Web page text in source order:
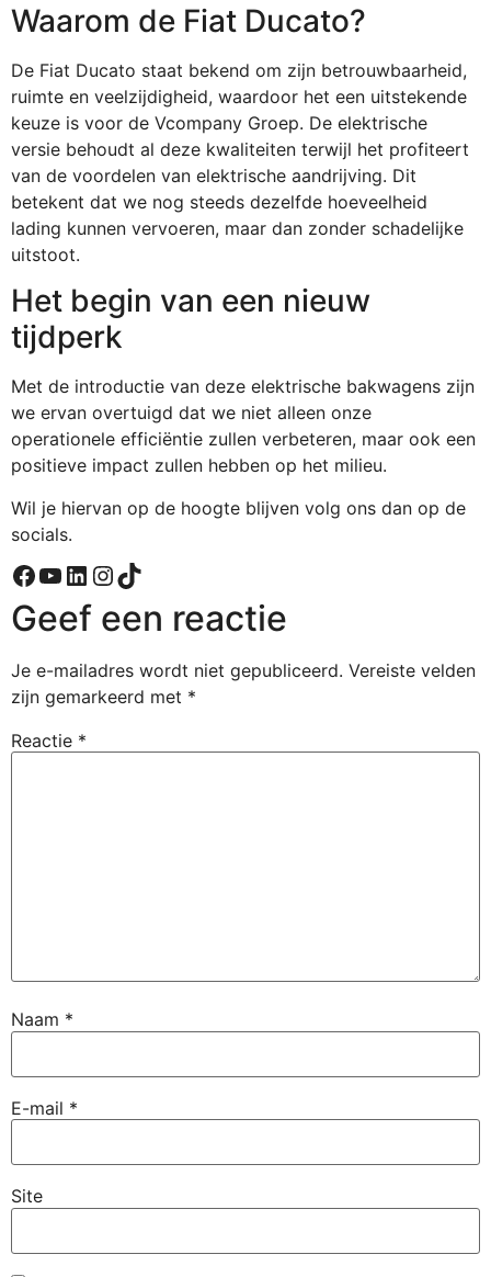
Waarom de Fiat Ducato?
De Fiat Ducato staat bekend om zijn betrouwbaarheid,
ruimte en veelzijdigheid, waardoor het een uitstekende
keuze is voor de Vcompany Groep. De elektrische
versie behoudt al deze kwaliteiten terwijl het profiteert
van de voordelen van elektrische aandrijving. Dit
betekent dat we nog steeds dezelfde hoeveelheid
lading kunnen vervoeren, maar dan zonder schadelijke
uitstoot.
Het begin van een nieuw
tijdperk
Met de introductie van deze elektrische bakwagens zijn
we ervan overtuigd dat we niet alleen onze
operationele efficiëntie zullen verbeteren, maar ook een
positieve impact zullen hebben op het milieu.
Wil je hiervan op de hoogte blijven volg ons dan op de
socials.
Geef een reactie
Je e-mailadres wordt niet gepubliceerd. Vereiste velden
zijn gemarkeerd met *
Reactie *
Naam *
E-mail *
Site